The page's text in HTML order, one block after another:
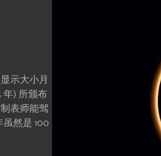
示大小月
年) 所颁布
表师能驾
然是 100